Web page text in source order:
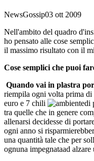
NewsGossip03 ott 2009
Nell'ambito del quadro
ho pensato alle cose
il massimo risultato con il
Cose semplici che puoi
Quando vai in plastra
riempila ogni volta prima di
euro e 7 chili
di
tra quelle che in genere
allenarsi decidesse di
ogni anno si
una quantità tale che per
ognuna impegnataad